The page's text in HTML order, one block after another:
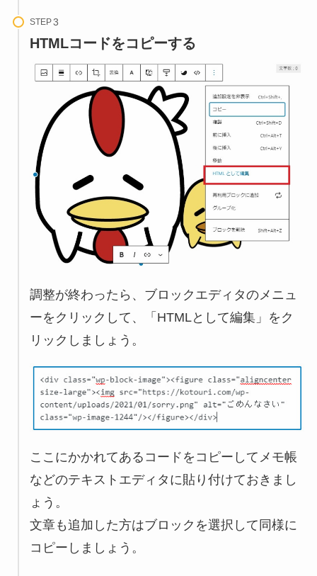
STEP
HTMLコードをコピーする
調整が終わったら、ブロックエディタのメニュ
ーをクリックして、「HTMLとして編集」をク
リックしましょう。
ここにかかれてあるコードをコピーしてメモ帳
などのテキストエディタに貼り付けておきまし
ょう。
文章も追加した方はブロックを選択して同様に
コピーしましょう。